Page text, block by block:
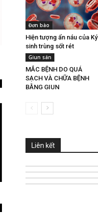
Đơn bào
Hiện tượng ẩn náu của Ký
sinh trùng sốt rét
Giun sán
MẮC BỆNH DO QUÁ
SẠCH VÀ CHỮA BỆNH
BẰNG GIUN
Liên kết